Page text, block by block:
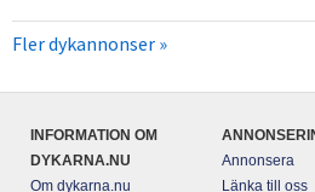
Fler dykannonser »
INFORMATION OM
DYKARNA.NU
Om dykarna.nu
Annonsera
Länka till oss